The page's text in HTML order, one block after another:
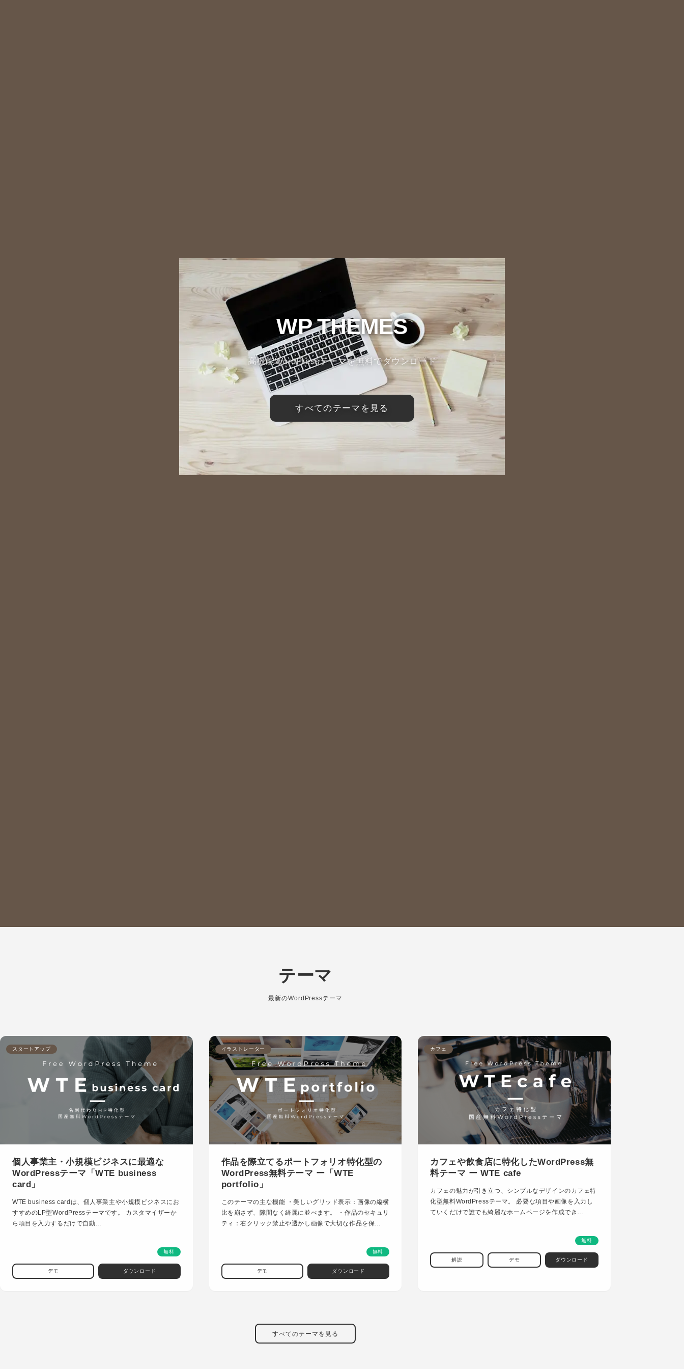
WP THEMES
高機能WordPressテーマを無料でダウンロード
すべてのテーマを見る
テーマ
最新のWordPressテーマ
スタートアップ
個人事業主・小規模ビジネスに最適な
WordPressテーマ「WTE business
card」
WTE business cardは、個人事業主や小規模ビジネスにお
すすめのLP型WordPressテーマです。 カスタマイザーか
ら項目を入力するだけで自動…
無料
デモ ダウンロード
イラストレーター
作品を際立てるポートフォリオ特化型の
WordPress無料テーマ ー「WTE
portfolio」
このテーマの主な機能 ・美しいグリッド表示：画像の縦横
比を崩さず、隙間なく綺麗に並べます。 ・作品のセキュリ
ティ：右クリック禁止や透かし画像で大切な作品を保…
無料
デモ ダウンロード
カフェ
カフェや飲食店に特化したWordPress無
料テーマ ー WTE cafe
カフェの魅力が引き立つ、シンプルなデザインのカフェ特
化型無料WordPressテーマ。 必要な項目や画像を入力し
ていくだけで誰でも綺麗なホームページを作成でき…
無料
解説 デモ ダウンロード
すべてのテーマを見る